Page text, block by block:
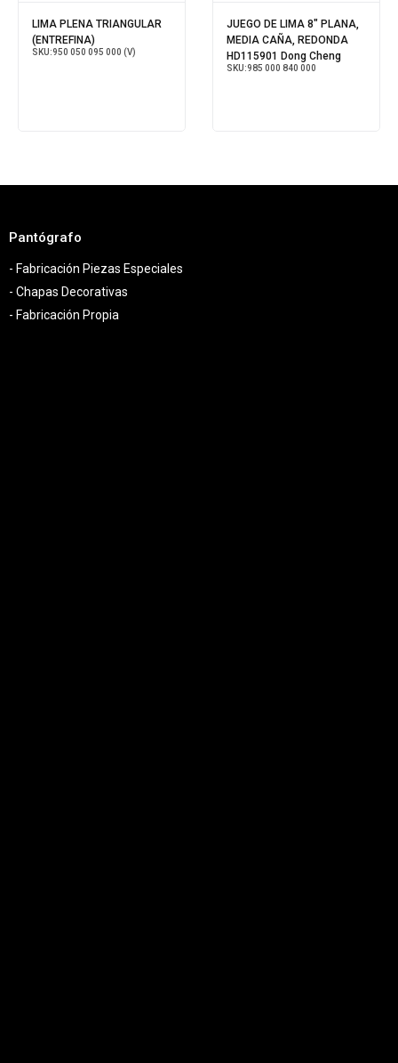
LIMA PLENA TRIANGULAR
(ENTREFINA)
SKU:950 050 095 000 (V)
JUEGO DE LIMA 8" PLANA,
MEDIA CAÑA, REDONDA
HD115901 Dong Cheng
SKU:985 000 840 000
Pantógrafo
- Fabricación Piezas Especiales
- Chapas Decorativas
- Fabricación Propia